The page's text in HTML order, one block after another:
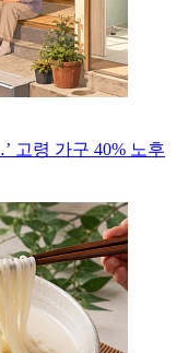
고령 가구 40% 노후